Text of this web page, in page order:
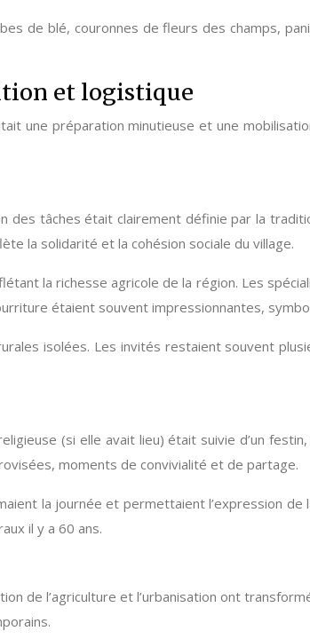
de blé, couronnes de fleurs des champs,
et logistique
une préparation minutieuse et une
tâches était clairement définie par la
la solidarité et la cohésion sociale du village.
la richesse agricole de la région. Les
étaient souvent impressionnantes,
isolées. Les invités restaient souvent
(si elle avait lieu) était suivie d’un
moments de convivialité et de partage.
la journée et permettaient l’expression de
il y a 60 ans.
de l’agriculture et l’urbanisation ont